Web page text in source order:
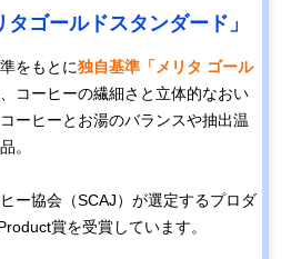
ゴールドスタンダード」
をもとに独自基準「メリタ ゴール
コーヒーの繊細さと立体的なおい
ーヒーとお湯のバランスや抽出温
。
ー協会（SCAJ）が選定するプロダ
賞を受賞しています。